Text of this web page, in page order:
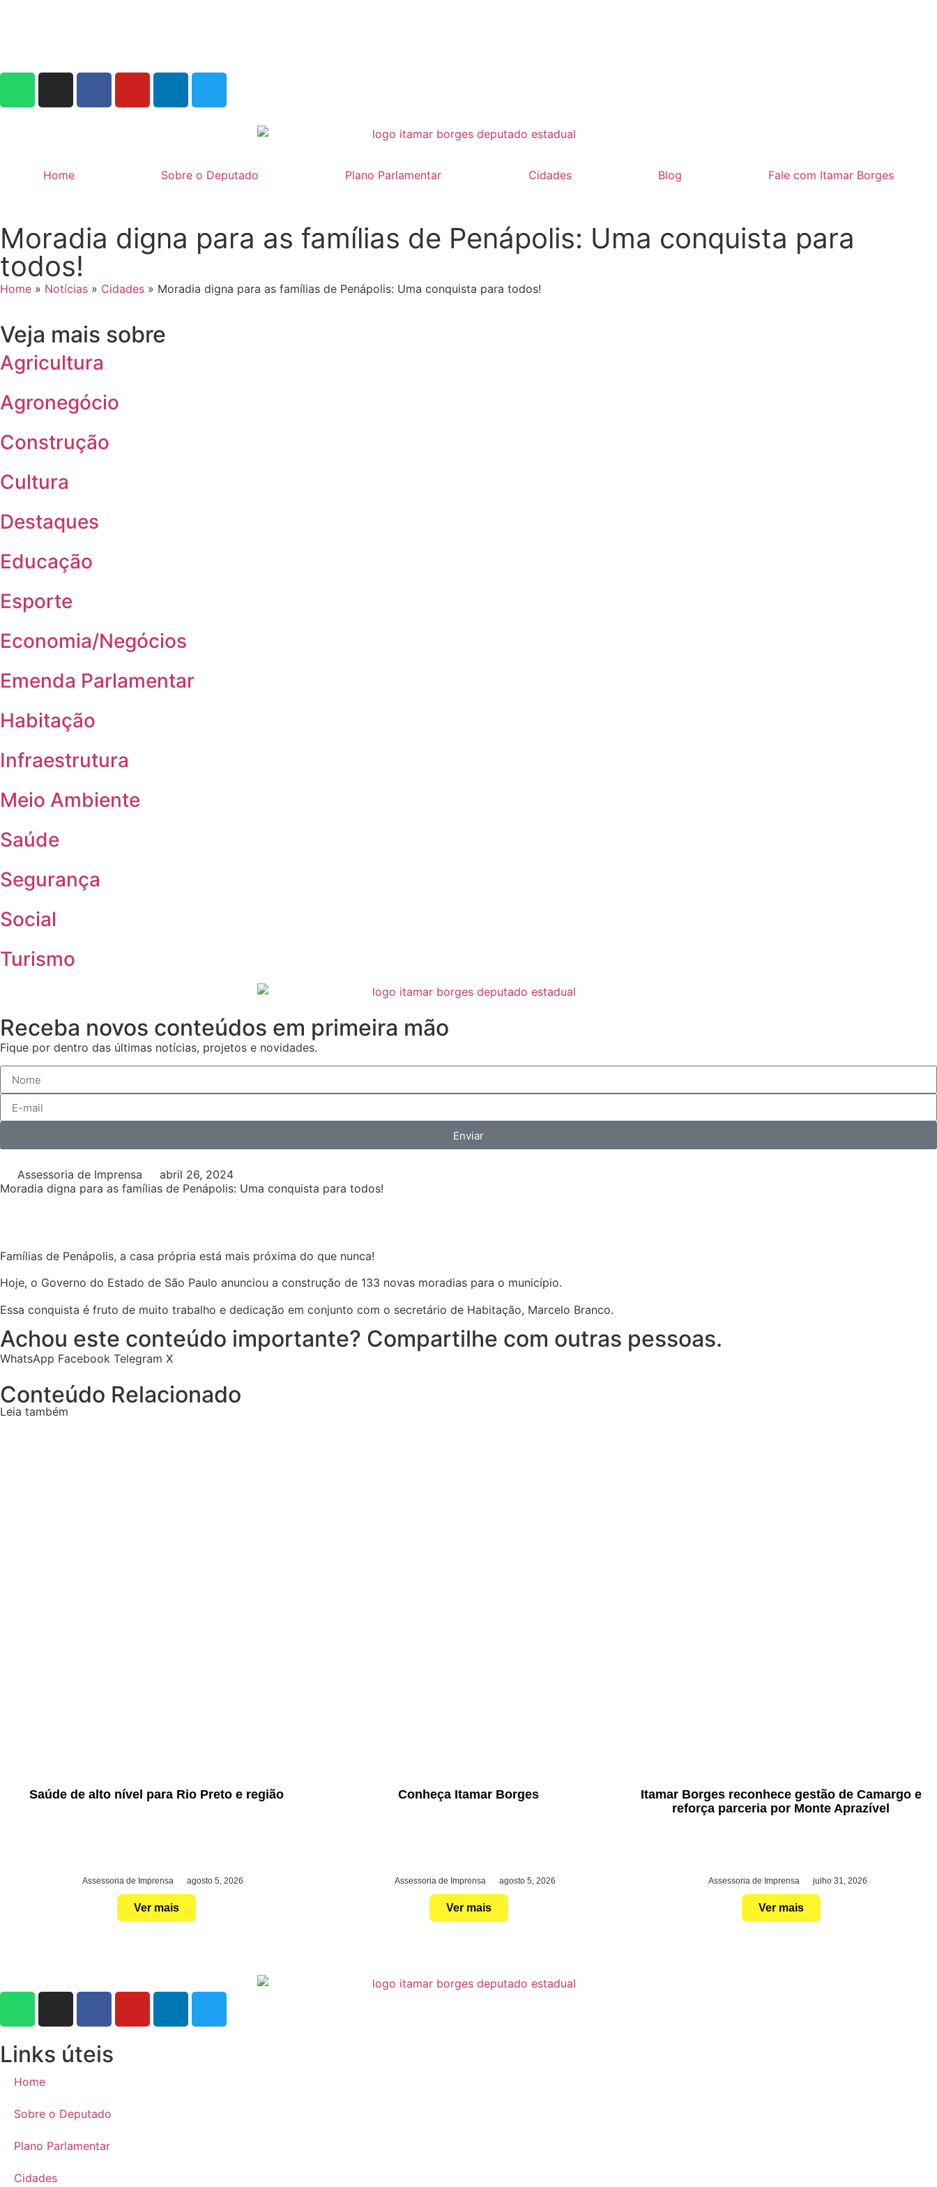
Home Sobre o Deputado Plano Parlamentar Cidades Blog Fale com Itamar Borges
Moradia digna para as famílias de Penápolis: Uma conquista para
todos!
Home » Notícias » Cidades » Moradia digna para as famílias de Penápolis: Uma conquista para todos!
Veja mais sobre
Agricultura
Agronegócio
Construção
Cultura
Destaques
Educação
Esporte
Economia/Negócios
Emenda Parlamentar
Habitação
Infraestrutura
Meio Ambiente
Saúde
Segurança
Social
Turismo
Receba novos conteúdos em primeira mão
Fique por dentro das últimas notícias, projetos e novidades.
Enviar
Assessoria de Imprensa
abril 26, 2024
Moradia digna para as famílias de Penápolis: Uma conquista para todos!
Famílias de Penápolis, a casa própria está mais próxima do que nunca!
Hoje, o Governo do Estado de São Paulo anunciou a construção de 133 novas moradias para o município.
Essa conquista é fruto de muito trabalho e dedicação em conjunto com o secretário de Habitação, Marcelo Branco.
Achou este conteúdo importante? Compartilhe com outras pessoas.
WhatsApp Facebook Telegram X
Conteúdo Relacionado
Leia também
Saúde de alto nível para Rio Preto e região
Assessoria de Imprensa agosto 5, 2026
Ver mais
Conheça Itamar Borges
Assessoria de Imprensa agosto 5, 2026
Ver mais
Itamar Borges reconhece gestão de Camargo e
reforça parceria por Monte Aprazível
Assessoria de Imprensa julho 31, 2026
Ver mais
Links úteis
Home
Sobre o Deputado
Plano Parlamentar
Cidades